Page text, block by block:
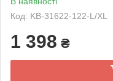
Код: KB-31622-122-L/XL
1 398 ₴